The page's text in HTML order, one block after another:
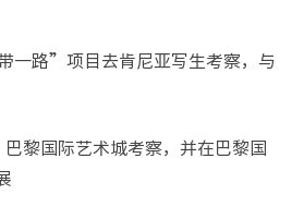
一路”项目去肯尼亚写生考察，与
黎国际艺术城考察，并在巴黎国